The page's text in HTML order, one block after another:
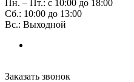
Пн. – Пт.: с 10:00 до 18:00
Сб.: 10:00 до 13:00
Вс.: Выходной
Заказать звонок